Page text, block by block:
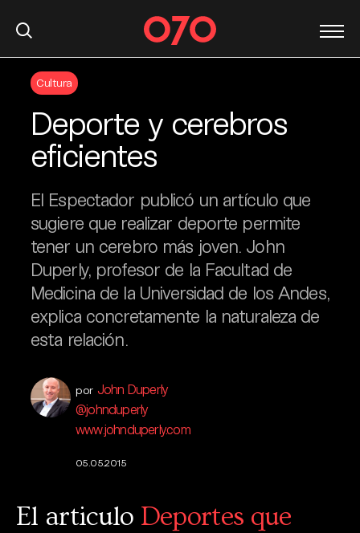
Cultura
Deporte y cerebros
eficientes
El Espectador publicó un artículo que
sugiere que realizar deporte permite
tener un cerebro más joven. John
Duperly, profesor de la Facultad de
Medicina de la Universidad de los Andes,
explica concretamente la naturaleza de
esta relación.
por John Duperly
@johnduperly
www.johnduperly.com
05.05.2015
El articulo Deportes que